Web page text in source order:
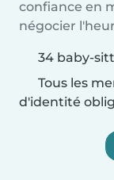
confiance en
négocier
34 baby-
Tous les
d'identité